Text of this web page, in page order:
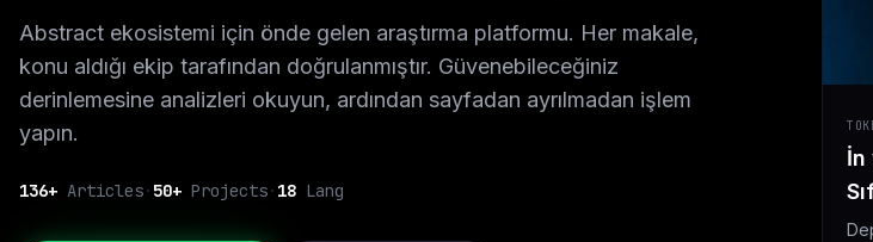
Abstract ekosistemi için önde gelen araştırma platformu. Her makale,
konu aldığı ekip tarafından doğrulanmıştır. Güvenebileceğiniz
derinlemesine analizleri okuyun, ardından sayfadan ayrılmadan işlem
yapın.
136+ Articles· 50+ Projects· 18 Lang
İn